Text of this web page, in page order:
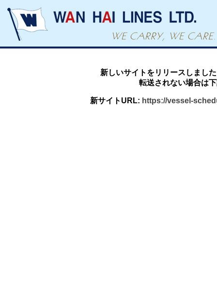
新しいサイトをリリースしまし
転送されない場合は
新サイトURL: https://vessel-